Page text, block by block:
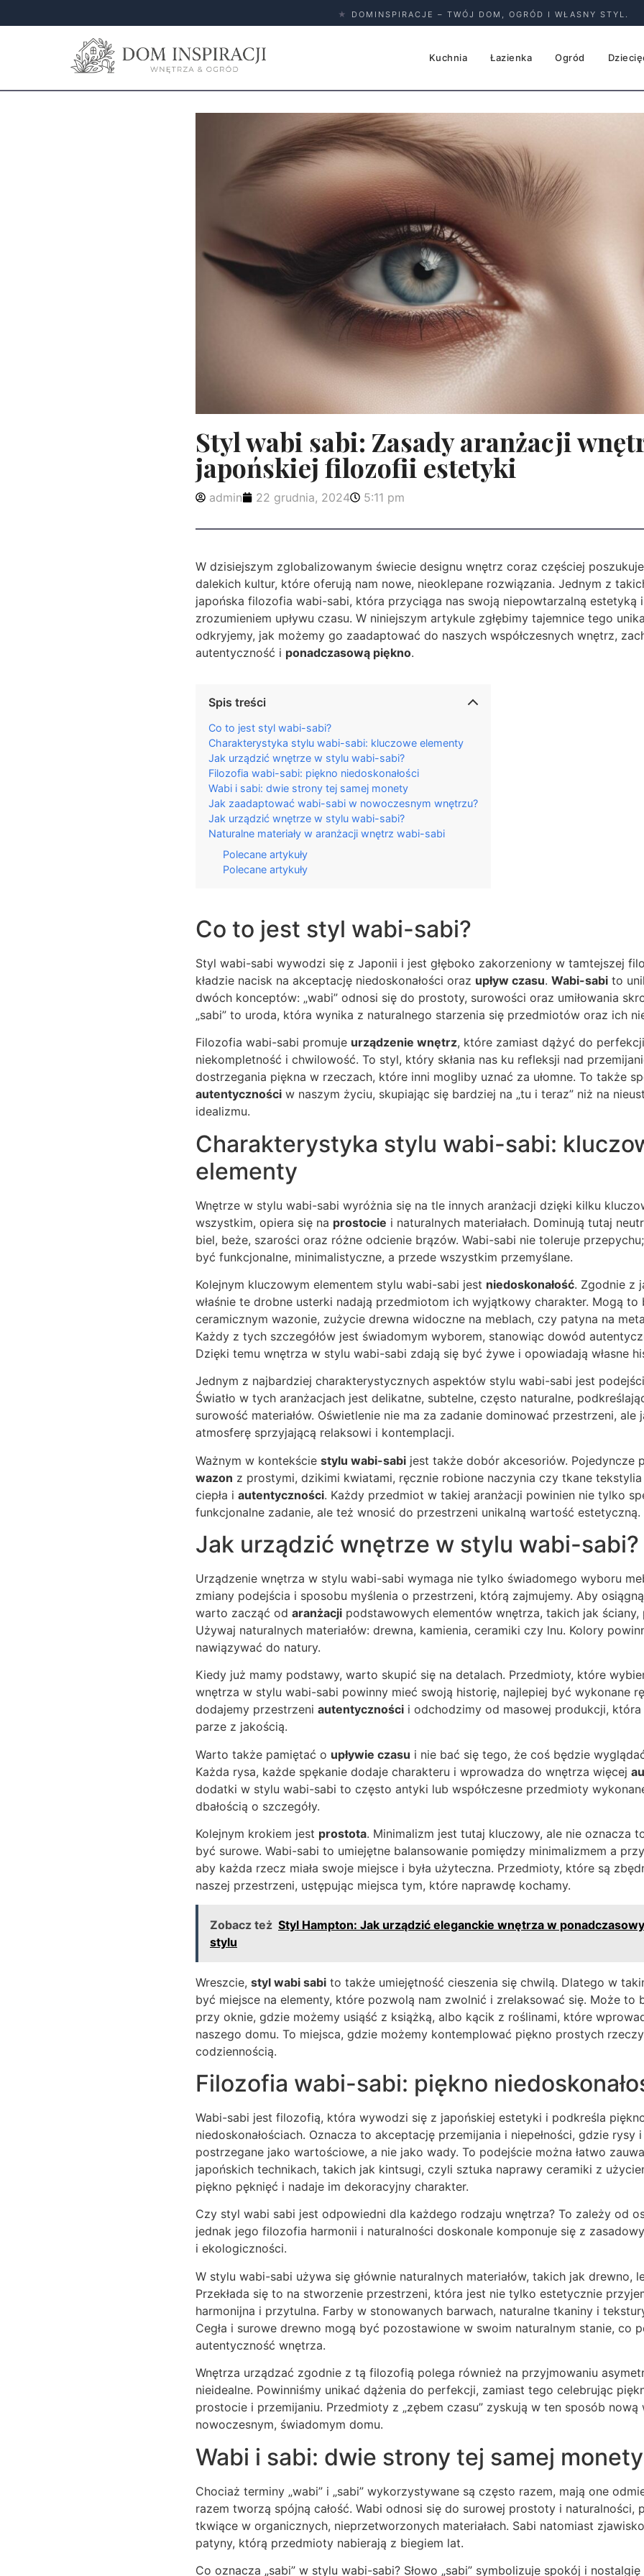
★ DOMINSPIRACJE – TWÓJ DOM, OGRÓD I WŁASNY STYL.
Kuchnia Łazienka Ogród
Styl wabi sabi: Zasady aranżacji
japońskiej filozofii estetyki
admin 22 grudnia, 2024 5:11 pm
W dzisiejszym zglobalizowanym świecie designu wnętrz coraz częściej
dalekich kultur, które oferują nam nowe, nieoklepane rozwiązania. Jednym z
japońska filozofia wabi-sabi, która przyciąga nas swoją niepowtarzalną estetyką i
zrozumieniem upływu czasu. W niniejszym artykule zgłębimy tajemnice tego
odkryjemy, jak możemy go zaadaptować do naszych współczesnych wnętrz,
autentyczność i ponadczasową piękno.
Spis treści
Co to jest styl wabi-sabi?
Charakterystyka stylu wabi-sabi: kluczowe elementy
Jak urządzić wnętrze w stylu wabi-sabi?
Filozofia wabi-sabi: piękno niedoskonałości
Wabi i sabi: dwie strony tej samej monety
Jak zaadaptować wabi-sabi w nowoczesnym wnętrzu?
Jak urządzić wnętrze w stylu wabi-sabi?
Naturalne materiały w aranżacji wnętrz wabi-sabi
Polecane artykuły
Polecane artykuły
Co to jest styl wabi-sabi?
Styl wabi-sabi wywodzi się z Japonii i jest głęboko zakorzeniony w tamtejszej
kładzie nacisk na akceptację niedoskonałości oraz upływ czasu. Wabi-sabi to
dwóch konceptów: „wabi” odnosi się do prostoty, surowości oraz umiłowania
„sabi” to uroda, która wynika z naturalnego starzenia się przedmiotów oraz ich
Filozofia wabi-sabi promuje urządzenie wnętrz, które zamiast dążyć do
niekompletność i chwilowość. To styl, który skłania nas ku refleksji nad
dostrzegania piękna w rzeczach, które inni mogliby uznać za ułomne. To także
autentyczności w naszym życiu, skupiając się bardziej na „tu i teraz” niż na
idealizmu.
Charakterystyka stylu wabi-sabi:
elementy
Wnętrze w stylu wabi-sabi wyróżnia się na tle innych aranżacji dzięki kilku
wszystkim, opiera się na prostocie i naturalnych materiałach. Dominują tutaj
biel, beże, szarości oraz różne odcienie brązów. Wabi-sabi nie toleruje
być funkcjonalne, minimalistyczne, a przede wszystkim przemyślane.
Kolejnym kluczowym elementem stylu wabi-sabi jest niedoskonałość. Zgodnie z
właśnie te drobne usterki nadają przedmiotom ich wyjątkowy charakter. Mogą to
ceramicznym wazonie, zużycie drewna widoczne na meblach, czy patyna na
Każdy z tych szczegółów jest świadomym wyborem, stanowiąc dowód
Dzięki temu wnętrza w stylu wabi-sabi zdają się być żywe i opowiadają własne
Jednym z najbardziej charakterystycznych aspektów stylu wabi-sabi jest
Światło w tych aranżacjach jest delikatne, subtelne, często naturalne,
surowość materiałów. Oświetlenie nie ma za zadanie dominować przestrzeni, ale
atmosferę sprzyjającą relaksowi i kontemplacji.
Ważnym w kontekście stylu wabi-sabi jest także dobór akcesoriów. Pojedyncze
wazon z prostymi, dzikimi kwiatami, ręcznie robione naczynia czy tkane
ciepła i autentyczności. Każdy przedmiot w takiej aranżacji powinien nie tylko
funkcjonalne zadanie, ale też wnosić do przestrzeni unikalną wartość estetyczną.
Jak urządzić wnętrze w stylu wabi-sabi?
Urządzenie wnętrza w stylu wabi-sabi wymaga nie tylko świadomego wyboru
zmiany podejścia i sposobu myślenia o przestrzeni, którą zajmujemy. Aby
warto zacząć od aranżacji podstawowych elementów wnętrza, takich jak ściany,
Używaj naturalnych materiałów: drewna, kamienia, ceramiki czy lnu. Kolory
nawiązywać do natury.
Kiedy już mamy podstawy, warto skupić się na detalach. Przedmioty, które
wnętrza w stylu wabi-sabi powinny mieć swoją historię, najlepiej być wykonane
dodajemy przestrzeni autentyczności i odchodzimy od masowej produkcji,
parze z jakością.
Warto także pamiętać o upływie czasu i nie bać się tego, że coś będzie
Każda rysa, każde spękanie dodaje charakteru i wprowadza do wnętrza więcej
dodatki w stylu wabi-sabi to często antyki lub współczesne przedmioty
dbałością o szczegóły.
Kolejnym krokiem jest prostota. Minimalizm jest tutaj kluczowy, ale nie oznacza
być surowe. Wabi-sabi to umiejętne balansowanie pomiędzy minimalizmem a
aby każda rzecz miała swoje miejsce i była użyteczna. Przedmioty, które są
naszej przestrzeni, ustępując miejsca tym, które naprawdę kochamy.
Zobacz też Styl Hampton: Jak urządzić eleganckie wnętrza w
stylu
Wreszcie, styl wabi sabi to także umiejętność cieszenia się chwilą. Dlatego w
być miejsce na elementy, które pozwolą nam zwolnić i zrelaksować się. Może to
przy oknie, gdzie możemy usiąść z książką, albo kącik z roślinami, które
naszego domu. To miejsca, gdzie możemy kontemplować piękno prostych
codziennością.
Filozofia wabi-sabi: piękno
Wabi-sabi jest filozofią, która wywodzi się z japońskiej estetyki i podkreśla
niedoskonałościach. Oznacza to akceptację przemijania i niepełności, gdzie rysy
postrzegane jako wartościowe, a nie jako wady. To podejście można łatwo
japońskich technikach, takich jak kintsugi, czyli sztuka naprawy ceramiki z
piękno pęknięć i nadaje im dekoracyjny charakter.
Czy styl wabi sabi jest odpowiedni dla każdego rodzaju wnętrza? To zależy od
jednak jego filozofia harmonii i naturalności doskonale komponuje się z
i ekologiczności.
W stylu wabi-sabi używa się głównie naturalnych materiałów, takich jak drewno,
Przekłada się to na stworzenie przestrzeni, która jest nie tylko estetycznie
harmonijna i przytulna. Farby w stonowanych barwach, naturalne tkaniny i
Cegła i surowe drewno mogą być pozostawione w swoim naturalnym stanie, co
autentyczność wnętrza.
Wnętrza urządzać zgodnie z tą filozofią polega również na przyjmowaniu
nieidealne. Powinniśmy unikać dążenia do perfekcji, zamiast tego celebrując
prostocie i przemijaniu. Przedmioty z „zębem czasu” zyskują w ten sposób
nowoczesnym, świadomym domu.
Wabi i sabi: dwie strony tej samej monety
Chociaż terminy „wabi” i „sabi” wykorzystywane są często razem, mają one
razem tworzą spójną całość. Wabi odnosi się do surowej prostoty i naturalności,
tkwiące w organicznych, nieprzetworzonych materiałach. Sabi natomiast
patyny, którą przedmioty nabierają z biegiem lat.
Co oznacza „sabi” w stylu wabi-sabi? Słowo „sabi” symbolizuje spokój i